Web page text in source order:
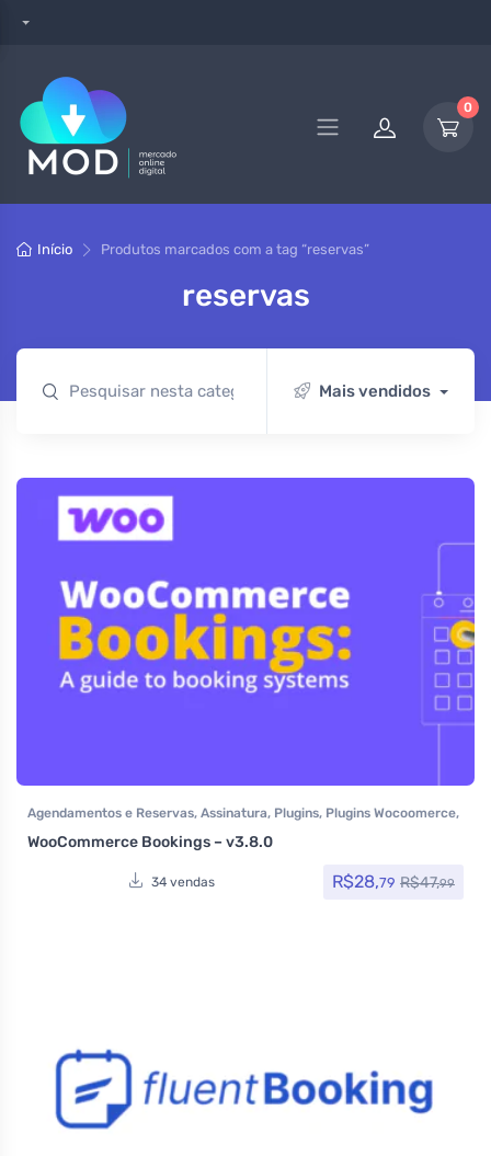
0
Início Produtos marcados com a tag “reservas”
reservas
Mais vendidos
Agendamentos e Reservas, Assinatura, Plugins, Plugins Wocoomerce,
WooCommerce Bookings – v3.8.0
34 vendas R$28,79 R$47,99